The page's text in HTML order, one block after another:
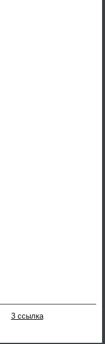
3 ссылка